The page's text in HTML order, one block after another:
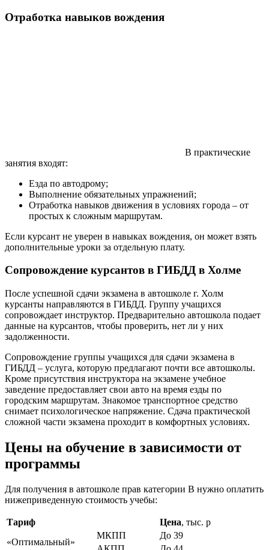
Отработка навыков вождения
В практические
занятия входят:
Езда по автодрому;
Выполнение обязательных упражнений;
Отработка навыков движения в условиях города – от
простых к сложным маршрутам.
Если курсант не уверен в навыках вождения, он может взять
дополнительные уроки за отдельную плату.
Сопровождение курсантов в ГИБДД в Холме
После успешной сдачи экзамена в автошколе г. Холм
курсанты направляются в ГИБДД. Группу учащихся
сопровождает инструктор. Предварительно автошкола подает
данные на курсантов, чтобы проверить, нет ли у них
задолженности.
Сопровождение группы учащихся для сдачи экзамена в
ГИБДД – услуга, которую предлагают почти все автошколы.
Кроме присутствия инструктора на экзамене учебное
заведение предоставляет свои авто на время езды по
городским маршрутам. Знакомое транспортное средство
снимает психологическое напряжение. Сдача практической
сложной части экзамена проходит в комфортных условиях.
Цены на обучение в зависимости от
программы
Для получения в автошколе прав категории В нужно оплатить
нижеприведенную стоимость учебы:
Тариф Цена, тыс. р
«Оптимальный»
МКПП
До 39